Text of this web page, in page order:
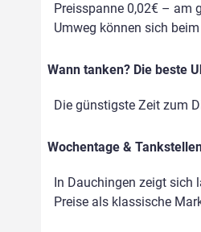
Preisspanne 0,02€ – am
Umweg können sich
Wann tanken? Die beste
Die günstigste Zeit zum
Wochentage &
In Dauchingen zeigt
Preise als klassische